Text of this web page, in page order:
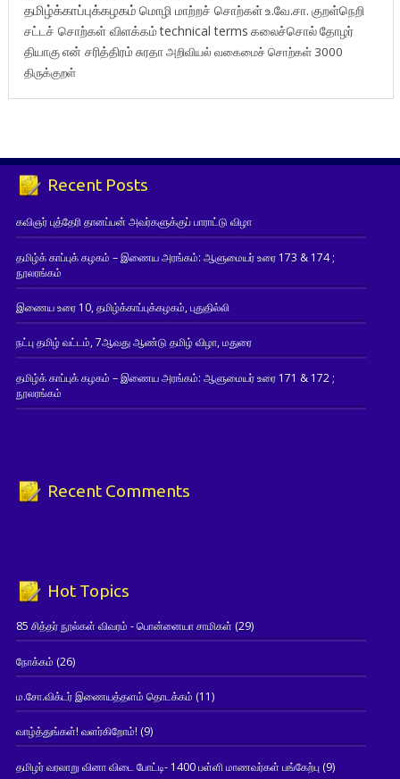
தமிழ்க்காப்புக்கழகம் மொழி மாற்றச் சொற்கள்உ.வே.சா. குறள்நெறி
சட்டச் சொற்கள் விளக்கம்technical terms கலைச்சொல்தோழர்
தியாகுஎன் சரித்திரம்சுரதாஅறிவியல் வகைமைச் சொற்கள் 3000
திருக்குறள்
Recent Posts
கவிஞர் புத்தேரி தானப்பன் அவர்களுக்குப் பாராட்டு விழா
தமிழ்க் காப்புக் கழகம் – இணைய அரங்கம்: ஆளுமையர் உரை 173 & 174 ;
நூலரங்கம்
இணைய உரை 10, தமிழ்க்காப்புக்கழகம், புதுதில்லி
நட்பு தமிழ் வட்டம், 7ஆவது ஆண்டு தமிழ் விழா, மதுரை
தமிழ்க் காப்புக் கழகம் – இணைய அரங்கம்: ஆளுமையர் உரை 171 & 172 ;
நூலரங்கம்
Recent Comments
Hot Topics
85 சித்தர் நூல்கள் விவரம் - பொன்னையா சாமிகள் (29)
நோக்கம் (26)
ம.சோ.விக்டர் இணையத்தளம் தொடக்கம் (11)
வாழ்த்துங்கள்! வளர்கிறோம்! (9)
தமிழர் வரலாறு வினா விடை போட்டி- 1400 பள்ளி மாணவர்கள் பங்கேற்பு(9)